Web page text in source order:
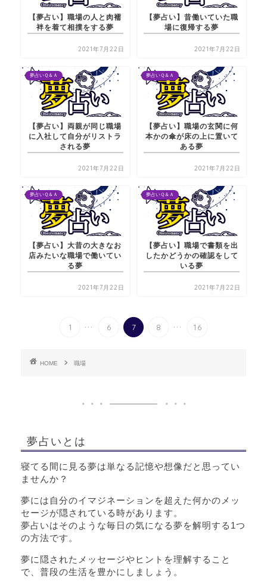
【夢占い】職場の人と肉襦
袢を着て相撲をする夢
2021年7月22日
【夢占い】昔働いていた職
場に復帰する夢
2021年7月22日
夢占いＱ＆Ａ
【夢占い】両親が同じ職場
に入社して自分がリストラ
される夢
2021年7月22日
夢占いＱ＆Ａ
【夢占い】職場の玄関に何
本かの傘が床の上に置いて
ある夢
2021年7月22日
夢占いＱ＆Ａ
【夢占い】大昔の大きなお
店みたいな職場で働いてい
る夢
2021年7月22日
夢占いＱ＆Ａ
【夢占い】職場で書類を出
したかどうかの確認をして
いる夢
2021年7月22日
1 ... 6 7 8 ... 16
HOME 職場
夢占いとは
寝てる間に見る夢は単なる記憶や想像だと思ってい
ませんか？
夢には自分のイマジネーションを超えた何かのメッ
セージが隠されている時があります。
夢占いはそのような毎日の気になる夢を解明する1つ
の方法です。
夢に隠されたメッセージやヒントを理解すること
で、普段の生活を豊かにしましょう。